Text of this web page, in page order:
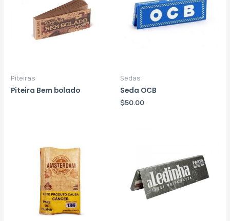
Piteiras
Piteira Bem bolado
Sedas
Seda OCB
$50.00